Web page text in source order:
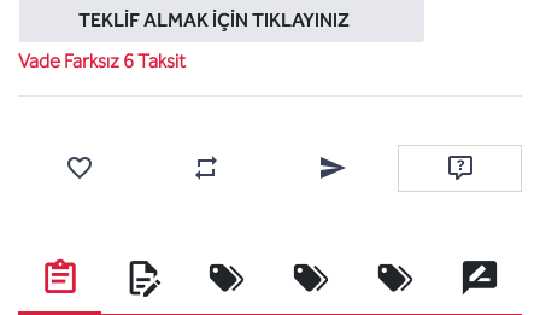
TEKLIF ALMAK İÇIN TIKLAYINIZ
Vade Farksız 6 Taksit
Karşılaştırma listesine ekleArkadaşına e-posta ile
Soru sor